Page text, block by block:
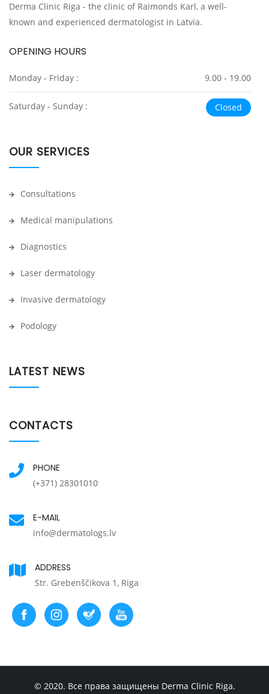
Derma Clinic Riga - the clinic of Raimonds Karl, a well-
known and experienced dermatologist in Latvia.
OPENING HOURS
Monday - Friday : 9.00 - 19.00
Saturday - Sunday : Closed
OUR SERVICES
Consultations
Medical manipulations
Diagnostics
Laser dermatology
Invasive dermatology
Podology
LATEST NEWS
CONTACTS
PHONE
(+371) 28301010
E-MAIL
info@dermatologs.lv
ADDRESS
Str. Grebenščikova 1, Riga
© 2020. Все права защищены Derma Clinic Riga.